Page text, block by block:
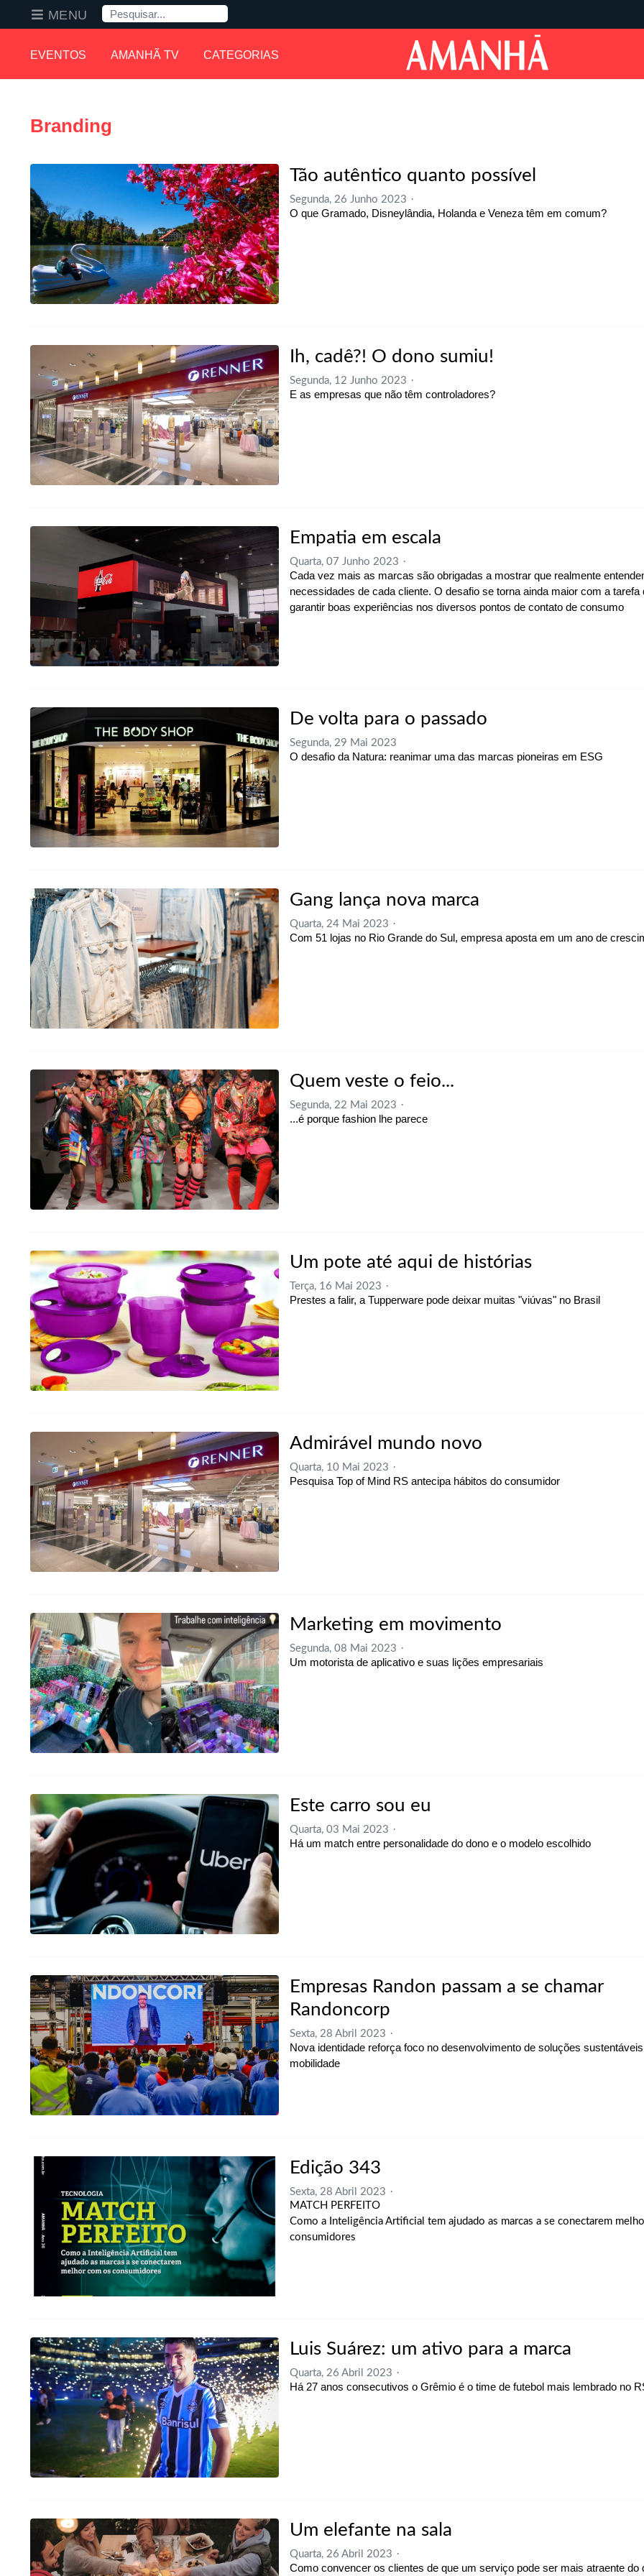
EVENTOS AMANHÃ TV CATEGORIAS
MENU Pesquisa
Branding
Tão autêntico quanto possível
Segunda, 26 Junho 2023
O que Gramado, Disneylândia, Holanda e Veneza têm em comum?
Ih, cadê?! O dono sumiu!
Segunda, 12 Junho 2023
E as empresas que não têm controladores?
Empatia em escala
Quarta, 07 Junho 2023
Cada vez mais as marcas são obrigadas a mostrar que realmente
necessidades de cada cliente. O desafio se torna ainda maior com a tarefa
garantir boas experiências nos diversos pontos de contato de consumo
De volta para o passado
Segunda, 29 Mai 2023
O desafio da Natura: reanimar uma das marcas pioneiras em ESG
Gang lança nova marca
Quarta, 24 Mai 2023
Com 51 lojas no Rio Grande do Sul, empresa aposta em um ano de
Quem veste o feio...
Segunda, 22 Mai 2023
...é porque fashion lhe parece
Um pote até aqui de histórias
Terça, 16 Mai 2023
Prestes a falir, a Tupperware pode deixar muitas "viúvas" no Brasil
Admirável mundo novo
Quarta, 10 Mai 2023
Pesquisa Top of Mind RS antecipa hábitos do consumidor
Marketing em movimento
Segunda, 08 Mai 2023
Um motorista de aplicativo e suas lições empresariais
Este carro sou eu
Quarta, 03 Mai 2023
Há um match entre personalidade do dono e o modelo escolhido
Empresas Randon passam a se chamar
Randoncorp
Sexta, 28 Abril 2023
Nova identidade reforça foco no desenvolvimento de soluções
mobilidade
Edição 343
Sexta, 28 Abril 2023
MATCH PERFEITO
Como a I nteligência Artificial tem ajudado as marcas a se conectarem
consumidores
Luis Suárez: um ativo para a marca
Quarta, 26 Abril 2023
Há 27 anos consecutivos o Grêmio é o time de futebol mais lembrado no
Um elefante na sala
Quarta, 26 Abril 2023
Como convencer os clientes de que um serviço pode ser mais atraente do